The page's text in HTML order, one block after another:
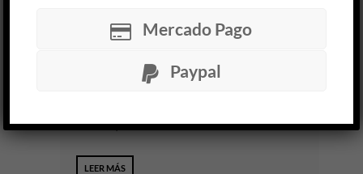
El ejército ciego, la novela más reciente del
mexicano David Toscana y ganadora del Premio
menos que las historias...
LEER MÁS
Mercado Pago
Paypal